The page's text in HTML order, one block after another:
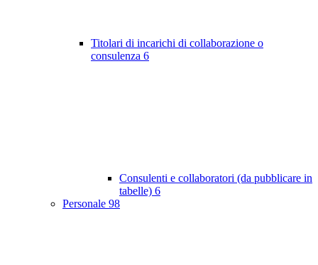
Titolari di incarichi di collaborazione o
consulenza 6
Consulenti e collaboratori (da pubblicare in
tabelle) 6
Personale 98